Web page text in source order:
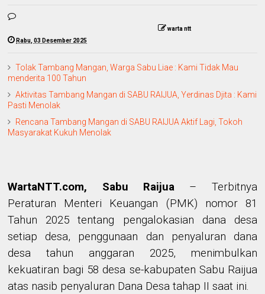
warta ntt
Rabu, 03 Desember 2025
Tolak Tambang Mangan, Warga Sabu Liae : Kami Tidak Mau
menderita 100 Tahun
Aktivitas Tambang Mangan di SABU RAIJUA, Yerdinas Djita : Kami
Pasti Menolak
Rencana Tambang Mangan di SABU RAIJUA Aktif Lagi, Tokoh
Masyarakat Kukuh Menolak
WartaNTT.com, Sabu Raijua – Terbitnya
Peraturan Menteri Keuangan (PMK) nomor 81
Tahun 2025 tentang pengalokasian dana desa
setiap desa, penggunaan dan penyaluran dana
desa tahun anggaran 2025, menimbulkan
kekuatiran bagi 58 desa se-kabupaten Sabu Raijua
atas nasib penyaluran Dana Desa tahap II saat ini.